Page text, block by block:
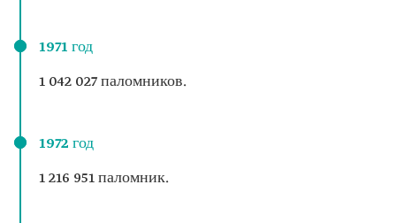
1971 год
1 042 027 паломников.
1972 год
1 216 951 паломник.